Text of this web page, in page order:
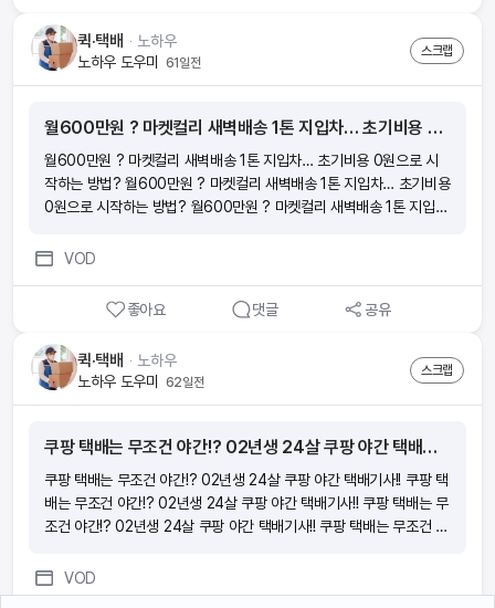
퀵·택배 ᆞ 노하우
노하우 도우미 61일전
스크랩
월600만원 ? 마켓컬리 새벽배송 1톤 지입차… 초기비용 0원으로 시작하는 방법?
월600만원 ? 마켓컬리 새벽배송 1톤 지입차… 초기비용 0원으로 시
작하는 방법? 월600만원 ? 마켓컬리 새벽배송 1톤 지입차… 초기비용
0원으로 시작하는 방법? 월600만원 ? 마켓컬리 새벽배송 1톤 지입
배송 1톤 지입차… 초기비용 0원으로 시작하는 방법?
VOD
좋아요 댓글 공유
퀵·택배 ᆞ 노하우
노하우 도우미 62일전
스크랩
쿠팡 택배는 무조건 야간!? 02년생 24살 쿠팡 야간 택배기사!!
쿠팡 택배는 무조건 야간!? 02년생 24살 쿠팡 야간 택배기사!! 쿠팡 택
배는 무조건 야간!? 02년생 24살 쿠팡 야간 택배기사!! 쿠팡 택배는 무
조건 야간!? 02년생 24살 쿠팡 야간 택배기사!! 쿠팡 택배는 무조건 야
VOD